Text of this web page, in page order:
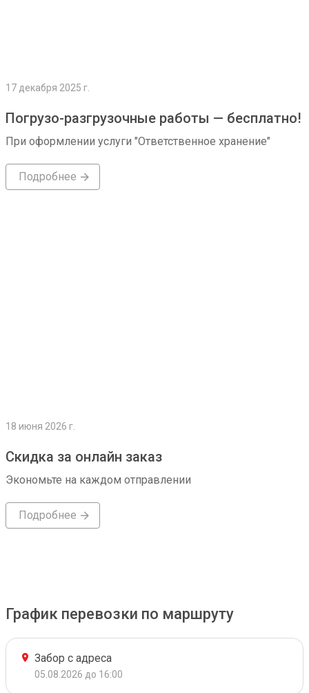
17 декабря 2025 г.
Погрузо-разгрузочные работы — бесплатно!
При оформлении услуги "Ответственное хранение"
Подробнее
18 июня 2026 г.
Скидка за онлайн заказ
Экономьте на каждом отправлении
Подробнее
График перевозки по маршруту
Забор с адреса
05.08.2026 до 16:00